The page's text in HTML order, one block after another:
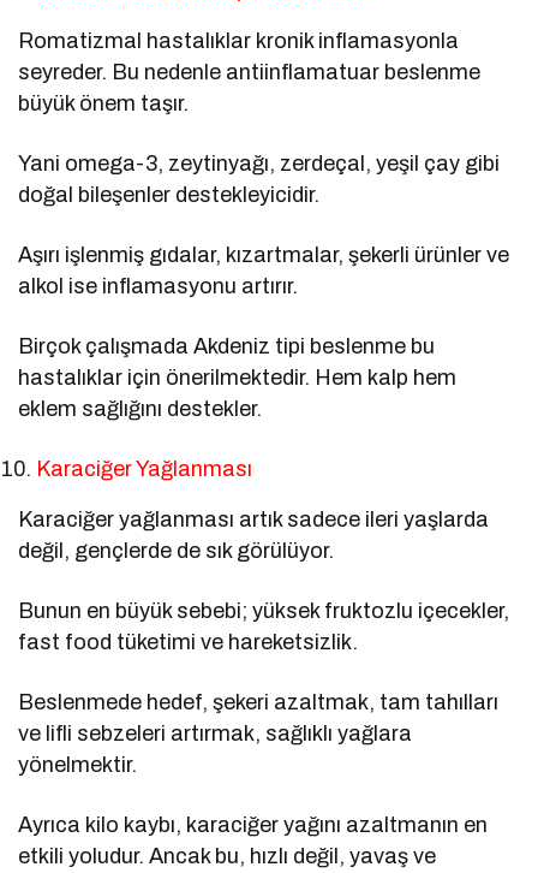
Romatizmal hastalıklar kronik inflamasyonla
seyreder. Bu nedenle antiinflamatuar beslenme
büyük önem taşır.
Yani omega-3, zeytinyağı, zerdeçal, yeşil çay gibi
doğal bileşenler destekleyicidir.
Aşırı işlenmiş gıdalar, kızartmalar, şekerli ürünler ve
alkol ise inflamasyonu artırır.
Birçok çalışmada Akdeniz tipi beslenme bu
hastalıklar için önerilmektedir. Hem kalp hem
eklem sağlığını destekler.
Karaciğer Yağlanması
Karaciğer yağlanması artık sadece ileri yaşlarda
değil, gençlerde de sık görülüyor.
Bunun en büyük sebebi; yüksek fruktozlu içecekler,
fast food tüketimi ve hareketsizlik.
Beslenmede hedef, şekeri azaltmak, tam tahılları
ve lifli sebzeleri artırmak, sağlıklı yağlara
yönelmektir.
Ayrıca kilo kaybı, karaciğer yağını azaltmanın en
etkili yoludur. Ancak bu, hızlı değil, yavaş ve